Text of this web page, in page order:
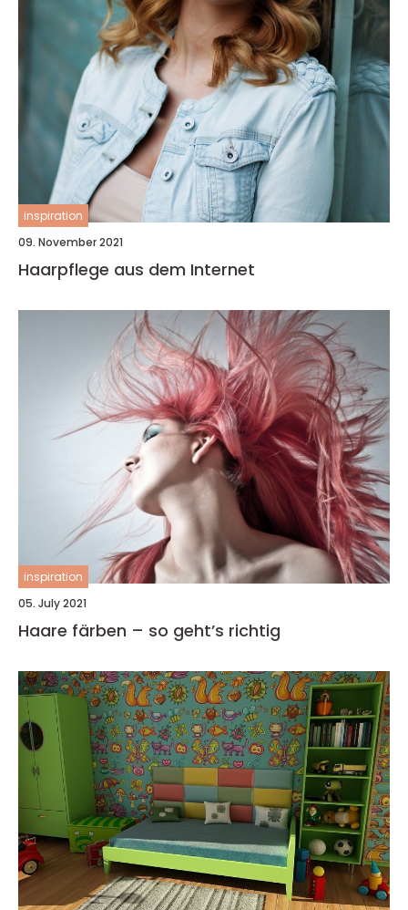
inspiration
09. November 2021
Haarpflege aus dem Internet
inspiration
05. July 2021
Haare färben – so geht’s richtig